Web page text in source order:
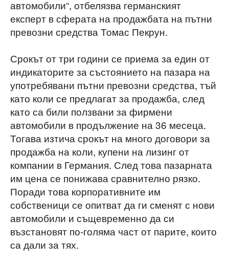
автомобили“, отбелязва германският
експерт в сферата на продажбата на пътни
превозни средства Томас Пекрун.
Срокът от три години се приема за един от
индикаторите за състоянието на пазара на
употребявани пътни превозни средства, тъй
като коли се предлагат за продажба, след
като са били ползвани за фирмени
автомобили в продължение на 36 месеца.
Тогава изтича срокът на много договори за
продажба на коли, купени на лизинг от
компании в Германия. След това пазарната
им цена се понижава сравнително рязко.
Поради това корпоративните им
собственици се опитват да ги сменят с нови
автомобили и същевременно да си
възстановят по-голяма част от парите, които
са дали за тях.